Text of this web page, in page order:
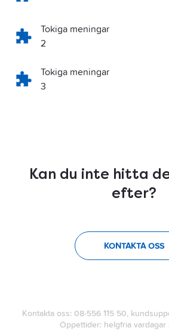
Tokiga meningar
2
Tokiga meningar
3
Kan du inte hitta
efter?
KONTAKTA OSS
Kontakta oss: 08-556 115 50,
Öppettider: helgfria vardagar